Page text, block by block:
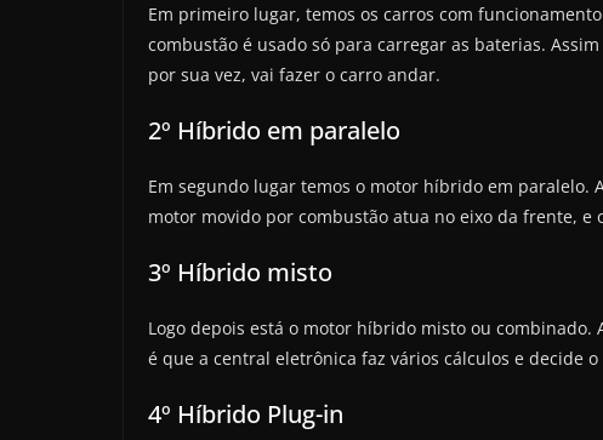
Em primeiro lugar, temos os carros com
combustão é usado só para carregar as baterias.
por sua vez, vai fazer o carro andar.
2º Híbrido em paralelo
Em segundo lugar temos o motor híbrido em paralelo.
motor movido por combustão atua no eixo da frente, e
3º Híbrido misto
Logo depois está o motor híbrido misto ou combinado.
é que a central eletrônica faz vários cálculos e decide
4º Híbrido Plug-in